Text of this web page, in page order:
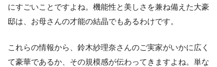
にすごいことですよね。機能性と美しさを兼ね備えた大豪
邸は、お母さんの才能の結晶でもあるわけです。
これらの情報から、鈴木紗理奈さんのご実家がいかに広く
て豪華であるか、その規模感が伝わってきますよね。単な